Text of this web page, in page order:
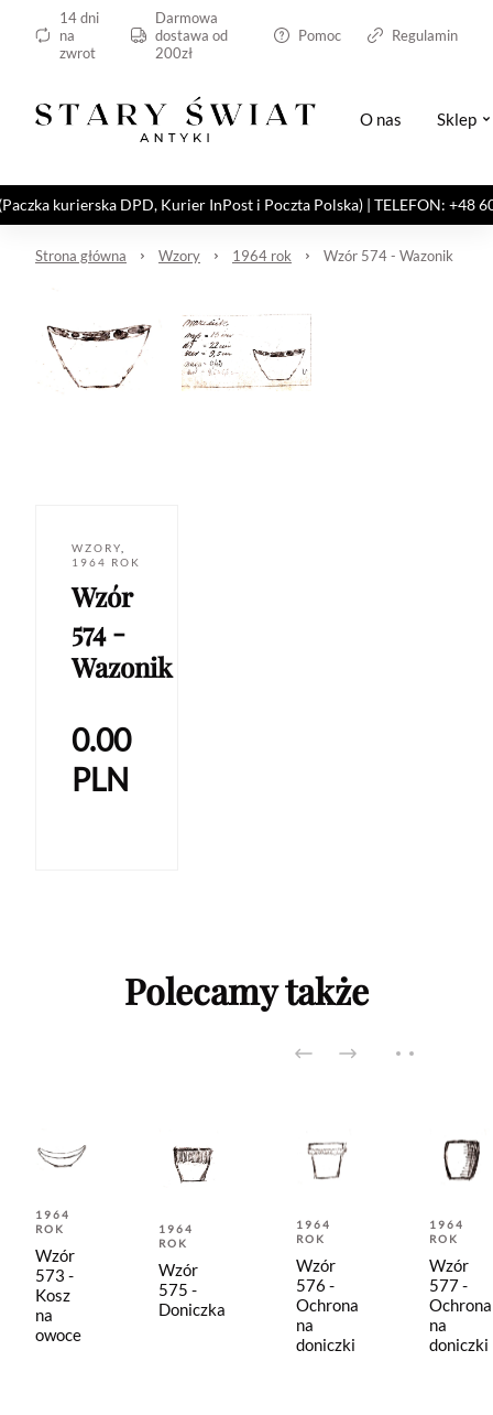
14 dni
na
zwrot
Darmowa
dostawa od
200zł
Pomoc Regulamin
O nas Sklep
kurierska DPD, Kurier InPost i Poczta Polska) | TELEFON: +48
Strona główna Wzory 1964 rok Wzór 574 - Wazonik
WZORY
1964 ROK
Wzór
574 -
Wazonik
0.00
PLN
Polecamy także
1964
ROK
Wzór
573 -
Kosz
na
owoce
1964
ROK
Wzór
575 -
Doniczka
1964
ROK
Wzór
576 -
Ochrona
na
doniczki
1964
ROK
Wzór
577 -
Ochrona
na
doniczki